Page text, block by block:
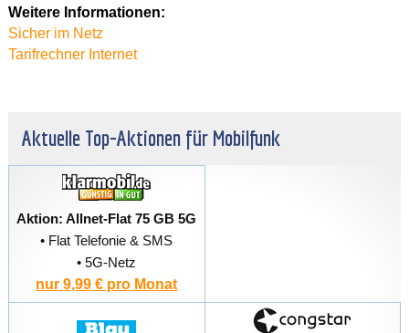
Weitere Informationen:
Sicher im Netz
Tarifrechner Internet
Aktuelle Top-Aktionen für Mobilfunk
Aktion: Allnet-Flat 75 GB 5G
• Flat Telefonie & SMS
• 5G-Netz
nur 9,99 € pro Monat